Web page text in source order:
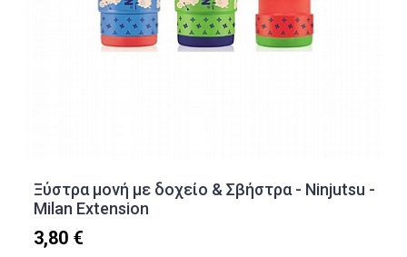
Ξύστρα μονή με δοχείο & Σβήστρα - Ninjutsu -
Milan Extension
3,80 €